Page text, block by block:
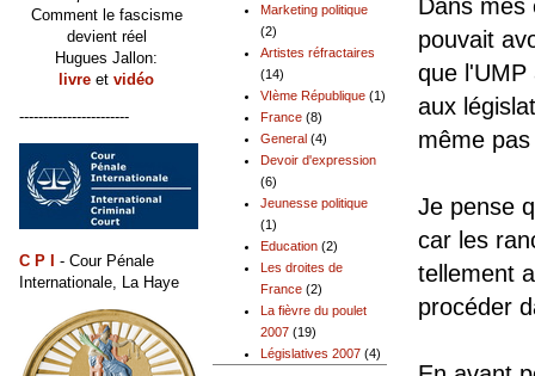
Dans mes
pouvait
que l'UMP
aux
même
Je pense
car les
tellement
procéder
Marketing politique
(2)
Artistes réfractaires
(14)
VIème République (1)
France (8)
General (4)
Devoir d'expression
(6)
Jeunesse politique
(1)
Education (2)
Les droites de
France (2)
La fièvre du poulet
2007 (19)
Législatives 2007 (4)
Comment le fascisme
devient réel
Hugues Jallon:
livre et vidéo
-----------------------
C P I
- Cour Pénale
Internationale, La Haye